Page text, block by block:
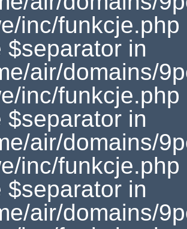
inc/
$separator in
air/domains/
inc/
$separator in
air/domains/
inc/
$separator in
air/domains/